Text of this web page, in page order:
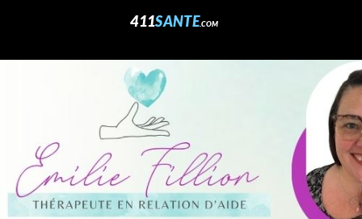
411SANTE.COM